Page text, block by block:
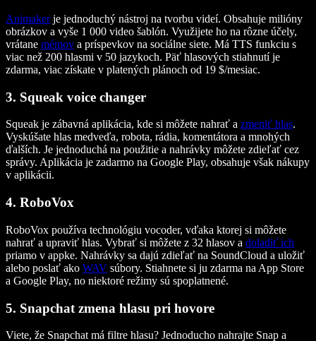
Animakerje jednoduchý nástroj na tvorbu videí. Obsahuje milióny
obrázkov a vyše 1 000 video šablón. Využijete ho na rôzne účely,
vrátane mémov a príspevkov na sociálne siete. Má TTS funkciu s
viac než 200 hlasmi v 50 jazykoch. Päť hlasových stiahnutí je
zdarma, viac získate v platených plánoch od 19 $/mesiac.
3. Squeak voice changer
Squeak je zábavná aplikácia, kde si môžete nahrať a zmeniť hlas.
Vyskúšate hlas medveďa, robota, rádia, komentátora a mnohých
ďalších. Je jednoduchá na použitie a nahrávky môžete zdieľať cez
správy. Aplikácia je zadarmo na Google Play, obsahuje však nákupy
v aplikácii.
4. RoboVox
RoboVox používa technológiu vocoder, vďaka ktorej si môžete
nahrať a upraviť hlas. Vybrať si môžete z 32 hlasov a doladiť ich
priamo v appke. Nahrávky sa dajú zdieľať na SoundCloud a uložiť
alebo poslať ako WAV súbory. Stiahnete si ju zdarma na App Store
a Google Play, no niektoré režimy sú spoplatnené.
5. Snapchat zmena hlasu pri hovore
Viete, že Snapchat má filtre hlasu? Jednoducho nahrajte Snap a